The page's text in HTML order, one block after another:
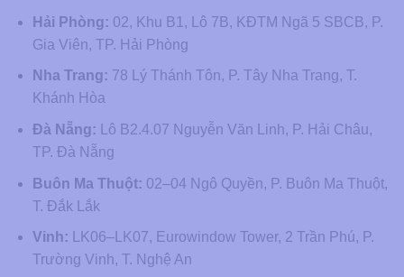
Hải Phòng: 02, Khu B1, Lô 7B, KĐTM Ngã 5 SBCB, P.
Gia Viên, TP. Hải Phòng
Nha Trang: 78 Lý Thánh Tôn, P. Tây Nha Trang, T.
Khánh Hòa
Đà Nẵng: Lô B2.4.07 Nguyễn Văn Linh, P. Hải Châu,
TP. Đà Nẵng
Buôn Ma Thuột: 02–04 Ngô Quyền, P. Buôn Ma Thuột,
T. Đắk Lắk
Vinh: LK06–LK07, Eurowindow Tower, 2 Trần Phú, P.
Trường Vinh, T. Nghệ An